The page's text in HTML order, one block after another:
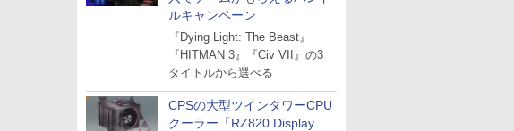
ルキャンペーン
『Dying Light: The Beast』
『HITMAN 3』『Civ VII』の3
タイトルから選べる
CPSの大型ツインタワーCPU
クーラー「RZ820 Display